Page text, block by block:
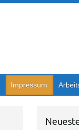
Impressum